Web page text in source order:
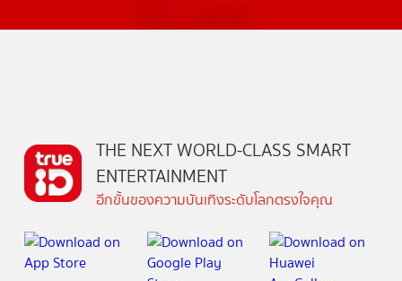
THE NEXT WORLD-CLASS SMART
ENTERTAINMENT
อีกขั้นของความบันเทิงระดับโลกตรงใจคุณ